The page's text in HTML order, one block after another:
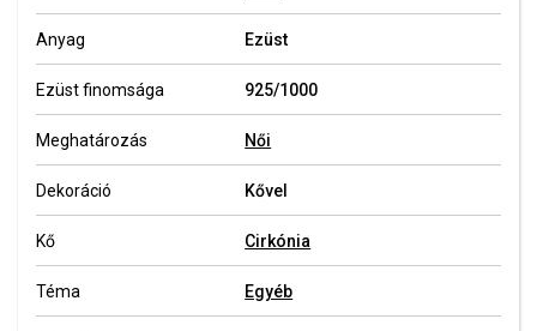
Anyag Ezüst
Ezüst finomsága 925/1000
Meghatározás Női
Dekoráció Kővel
Kő Cirkónia
Téma Egyéb